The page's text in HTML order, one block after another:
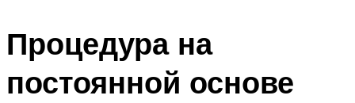
Процедура на
постоянной основе